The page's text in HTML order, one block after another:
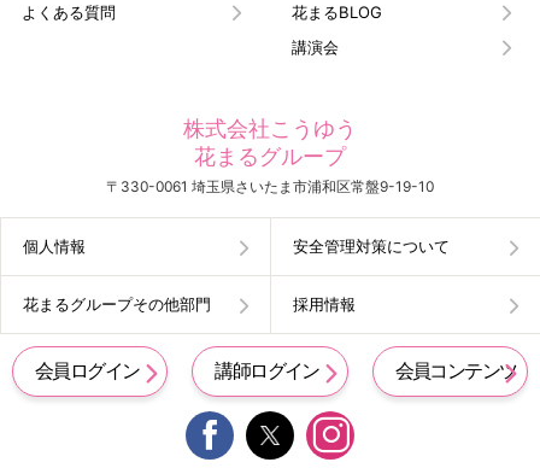
よくある質問
花まるBLOG
講演会
株式会社こうゆう
花まるグループ
〒330-0061 埼玉県さいたま市浦和区常盤9-19-10
個人情報 安全管理対策について
花まるグループその他部門 採用情報
会員ログイン 講師ログイン 会員コンテンツ
 